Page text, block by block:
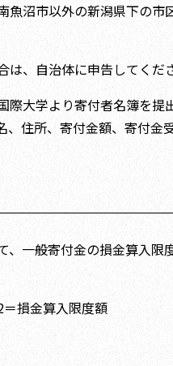
魚沼市以外の新潟県下の
、自治体に申告してくだ
大学より寄付者名簿を
住所、寄付金額、寄付金
一般寄付金の損金算入限
損金算入限度額